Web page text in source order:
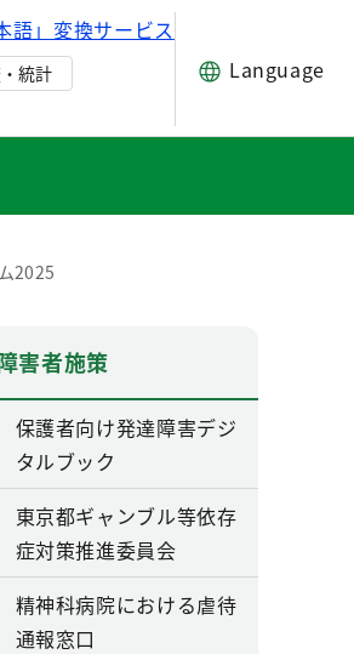
語」変換サービス
統計
Language
2025
害者施策
保護者向け発達障害デジ
タルブック
東京都ギャンブル等依存
症対策推進委員会
精神科病院における虐待
通報窓口